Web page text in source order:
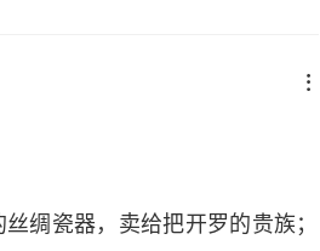
体间性” 之所以如此重要，其
此的。
历史，这有别于教科书解释历
些重要的历史事件多了一点点
化产生差异的深层次原因，我
马度蜜月，科尔马属于阿尔萨
这就是本人读这本书困难的原
绸瓷器，卖给把开罗的贵族；